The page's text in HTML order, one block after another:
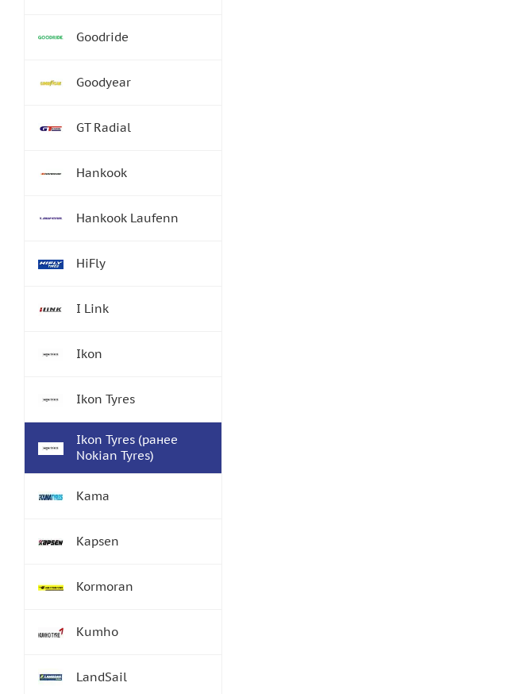
Goodride
Goodyear
GT Radial
Hankook
Hankook Laufenn
HiFly
I Link
Ikon
Ikon Tyres
Ikon Tyres (ранее
Nokian Tyres)
Kama
Kapsen
Kormoran
Kumho
LandSail